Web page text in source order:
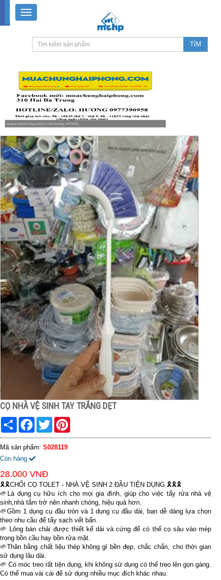
Muachung 310 Hai Bà Trưng (Cát Dài), Lê Chân, Hải Phòng / 0977390958
CỌ NHÀ VỆ SINH TAY TRẮNG DẸT
Share FacebookTwitter
Mã sản phẩm: S028119
Còn hàng
28.000 VNĐ
🎗️🎗️CHỔI CỌ TOLET - NHÀ VỆ SINH 2 ĐẦU TIỆN DỤNG 🎗️🎗️🎗️
🌱Là dụng cụ hữu ích cho mọi gia đình, giúp cho việc tẩy rửa nhà vệ
sinh,nhà tắm trở nên nhanh chóng, hiệu quả hơn.
🌱Gồm 1 dụng cụ đầu tròn và 1 dụng cụ đầu dài, bạn dễ dàng lựa chọn
theo nhu cầu để tẩy sạch vết bẩn.
🌱 Lông bàn chải được thiết kế dài và cứng để có thể cọ sâu vào mép
trong bồn cầu hay bồn rửa mặt.
🌱Thân bằng chất liệu thép không gỉ bền đẹp, chắc chắn, cho thời gian
sử dụng lâu dài.
🌱 Có móc treo rất tiện dụng, khi không sử dụng có thể treo lên gọn gàng.
Có thể mua vài cái để sử dụng nhiều mục đích khác nhau.